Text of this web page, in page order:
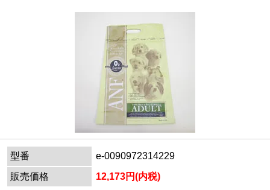
型番
e-0090972314229
販売価格
12,173円(内税)